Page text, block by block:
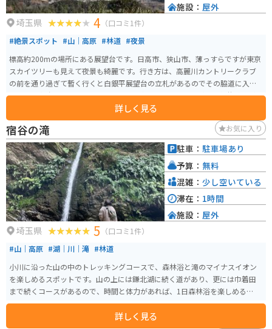
埼玉県 4 （口コミ1件）
#絶景スポット #山｜高原 #林道 #夜景
標高約200mの場所にある展望台です。日高市、狭山市、薄っすらですが東京
スカイツリーも見えて夜景も綺麗です。行き方は、高麗川カントリークラブ
の前を通り過ぎて暫く行くと白銀平展望台の立札があるのでその脇道に入り
ます。 展望台の100mぐらい手前にある東屋までは狭いながらも舗装道路があ
り、車やバイクでその東屋まで行く事が可能です。そこには小さな無料駐車
スペースがあります。東屋から山道によくある横木階段を上がると白い建物
があり、その建物の階段を上がった所が絶景スポットになります。トイレは
無いので何処かで済ませておいた方が良いです。
詳しく見る
施設： 屋外
宿谷の滝 お気に入り
埼玉県 5 （口コミ1件）
#山｜高原 #湖｜川｜滝 #林道
小川に沿った山の中のトレッキングコースで、森林浴と滝のマイナスイオン
を楽しめるスポットです。山の上には鎌北湖に続く道があり、更には巾着田
まで続くコースがあるので、時間と体力があれば、1日森林浴を楽しめるスポ
ットです。
詳しく見る
駐車： 駐車場あり
予算： 無料
混雑： 少し空いている
滞在： 1時間
施設： 屋外